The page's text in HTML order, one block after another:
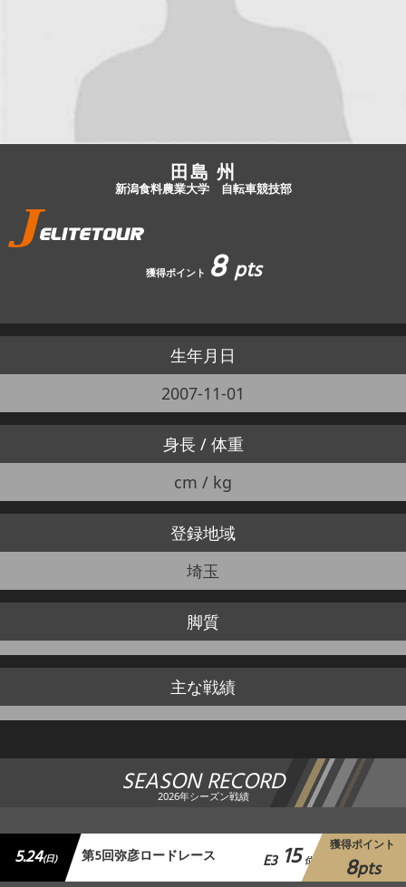
エントリー
JBCF ROAD SERIESとは
田島 州
新潟食料農業大学 自転車競技部
獲得ポイント 8pts
生年月日
2007-11-01
身長 / 体重
cm / kg
登録地域
埼玉
脚質
主な戦績
SEASON RECORD
2026年シーズン戦績
5.24(日) 第5回弥彦ロードレース E3 15 位
獲得ポイント
8pts